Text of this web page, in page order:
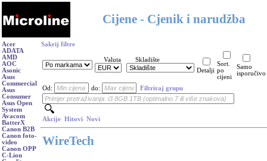
Cijene - Cjenik i narudžba
Acer
ADATA
AMD
AOC
Asonic
Asus
Commercial
Asus
Consumer
Asus Open
System
Avacom
BatterX
Canon B2B
Canon foto-
video
Canon OPP
C-Lion
Sakrij filtre
Valuta
Skladište
Detalji
Sort.
po
cijeni
Samo
isporučivo
Od: do: Filtriraj grupu
Akcije Hitovi Novi
WireTech